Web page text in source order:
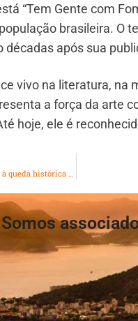
“Tem Gente com
brasileira. O
após sua
vivo na literatura,
a força da arte
hoje, ele é
MEC amplia acesso ao Enem e cria SiSU+ em meio à queda histórica nas matrículas escolares
Somos